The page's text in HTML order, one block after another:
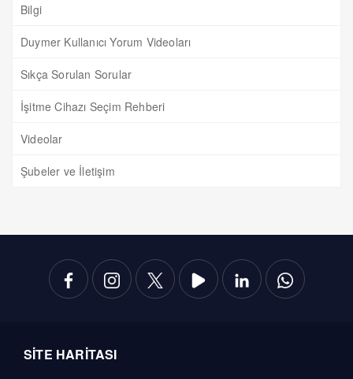
Bilgi
Duymer Kullanıcı Yorum Videoları
Sıkça Sorulan Sorular
İşitme Cihazı Seçim Rehberi
Videolar
Şubeler ve İletişim
SİTE HARİTASI